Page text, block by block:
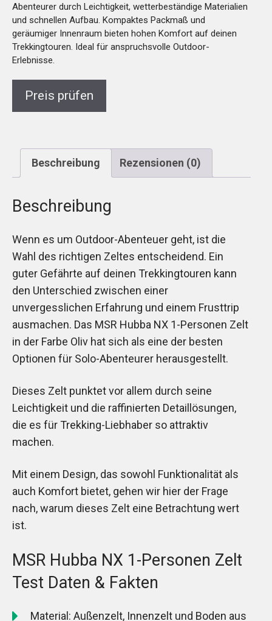
Abenteurer durch Leichtigkeit, wetterbeständige Materialien
und schnellen Aufbau. Kompaktes Packmaß und
geräumiger Innenraum bieten hohen Komfort auf deinen
Trekkingtouren. Ideal für anspruchsvolle Outdoor-
Erlebnisse.
Preis prüfen
Beschreibung Rezensionen (0)
Beschreibung
Wenn es um Outdoor-Abenteuer geht, ist die
Wahl des richtigen Zeltes entscheidend. Ein
guter Gefährte auf deinen Trekkingtouren kann
den Unterschied zwischen einer
unvergesslichen Erfahrung und einem Frusttrip
ausmachen. Das MSR Hubba NX 1-Personen Zelt
in der Farbe Oliv hat sich als eine der besten
Optionen für Solo-Abenteurer herausgestellt.
Dieses Zelt punktet vor allem durch seine
Leichtigkeit und die raffinierten Detaillösungen,
die es für Trekking-Liebhaber so attraktiv
machen.
Mit einem Design, das sowohl Funktionalität als
auch Komfort bietet, gehen wir hier der Frage
nach, warum dieses Zelt eine Betrachtung wert
ist.
MSR Hubba NX 1-Personen Zelt
Test Daten & Fakten
Material: Außenzelt, Innenzelt und Boden aus